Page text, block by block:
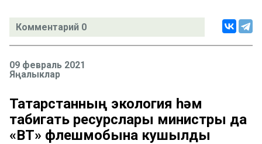
Комментарий 0
09 февраль 2021
Яңалыклар
Татарстанның экология һәм
табигать ресурслары министры да
«ВТ» флешмобына кушылды